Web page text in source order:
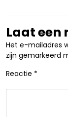
Laat een
Het e-mailadres
zijn gemarkeerd
Reactie *